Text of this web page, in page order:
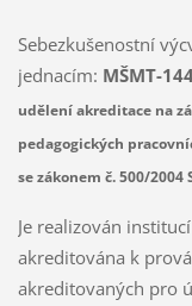
Sebezkušenostní
jednacím: MŠMT-
udělení akreditace na
pedagogických
se zákonem č. 500/2004
Je realizován
akreditována k
akreditovaných pro